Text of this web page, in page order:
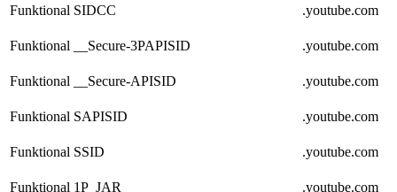
Funktional SIDCC .youtube.com
Funktional __Secure-3PAPISID .youtube.com
Funktional __Secure-APISID .youtube.com
Funktional SAPISID .youtube.com
Funktional SSID .youtube.com
Funktional 1P_JAR .youtube.com